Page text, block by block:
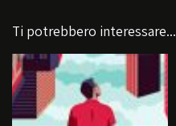
Ti potrebbero interessare...